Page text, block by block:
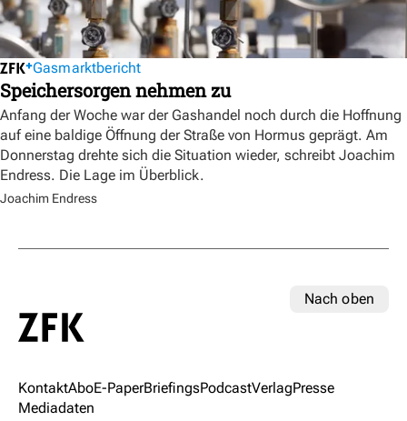
Gasmarktbericht
Speichersorgen nehmen zu
Anfang der Woche war der Gashandel noch durch die Hoffnung
auf eine baldige Öffnung der Straße von Hormus geprägt. Am
Donnerstag drehte sich die Situation wieder, schreibt Joachim
Endress. Die Lage im Überblick.
Joachim Endress
Nach oben
KontaktAboE-PaperBriefingsPodcastVerlagPresse
Mediadaten